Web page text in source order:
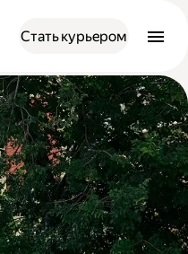
Стать курьером